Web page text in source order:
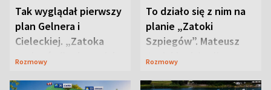
Tak wyglądał pierwszy
plan Gelnera i
Cieleckiej. „Zatoka
szpiegów” od razu ich
Rozmowy
To działo się z nim na
planie „Zatoki
Szpiegów”. Mateusz
Janicki odsłonił
Rozmowy